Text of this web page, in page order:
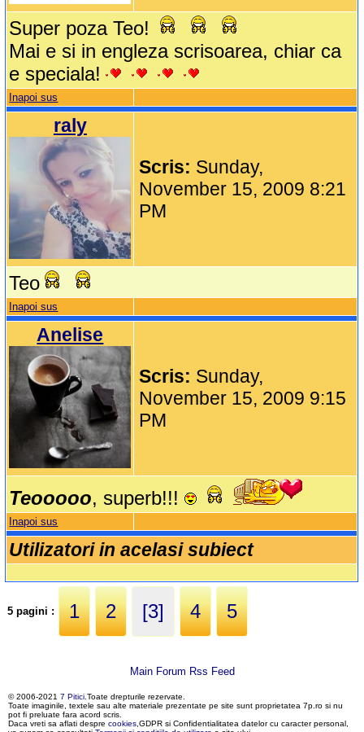
Super poza Teo!
Mai e si in engleza scrisoarea, chiar ca
e speciala!
Inapoi sus
raly
Scris: Sunday,
November 15, 2009 8:21
PM
Teo
Inapoi sus
Anelise
Scris: Sunday,
November 15, 2009 9:15
PM
Teooooo, superb!!!
Inapoi sus
Utilizatori in acelasi subiect
5 pagini : 1 2 [3] 4 5
Main Forum Rss Feed
© 2006-2021 7 Pitici.Toate drepturile rezervate.
Toate imaginile, textele sau alte materiale prezentate pe site sunt proprietatea 7p.ro si nu
pot fi preluate fara acord scris.
Daca vreti sa aflati despre cookies,GDPR si Confidentialitatea datelor cu caracter personal,